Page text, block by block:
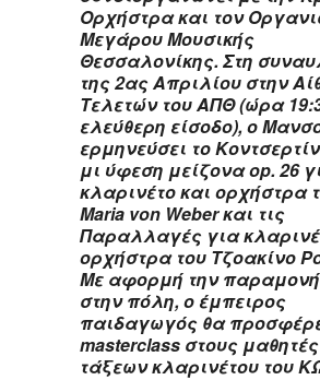
Ορχήστρα και τον
Μεγάρου Μουσικής
Θεσσαλονίκης. Στη
της 2ας Απριλίου στην
Τελετών του ΑΠΘ (ώρα
ελεύθερη είσοδο), ο
ερμηνεύσει το
μι ύφεση μείζονα op. 26
κλαρινέτο και ορχήστρα
Maria von Weber και τις
Παραλλαγές για
ορχήστρα του Τζοακίνο
Με αφορμή την παραμονή
στην πόλη, ο έμπειρος
παιδαγωγός θα
masterclass στους
τάξεων κλαρινέτου του